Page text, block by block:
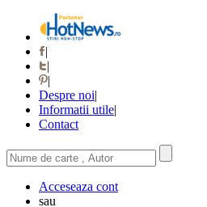
|
|
|
Despre noi|
Informatii utile|
Contact
Acceseaza cont
sau